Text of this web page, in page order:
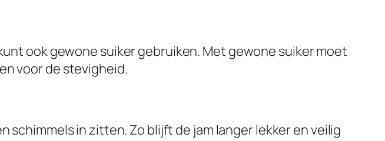
ook gewone suiker gebruiken. Met gewone suiker moet
voor de stevigheid.
in zitten. Zo blijft de jam langer lekker en veilig